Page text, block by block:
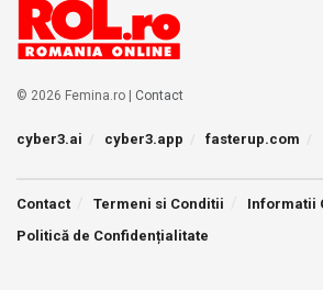
© 2026 Femina.ro | Contact
cyber3.ai cyber3.app fasterup.com
Contact Termeni si Conditii
Informatii
Politică de Confidențialitate